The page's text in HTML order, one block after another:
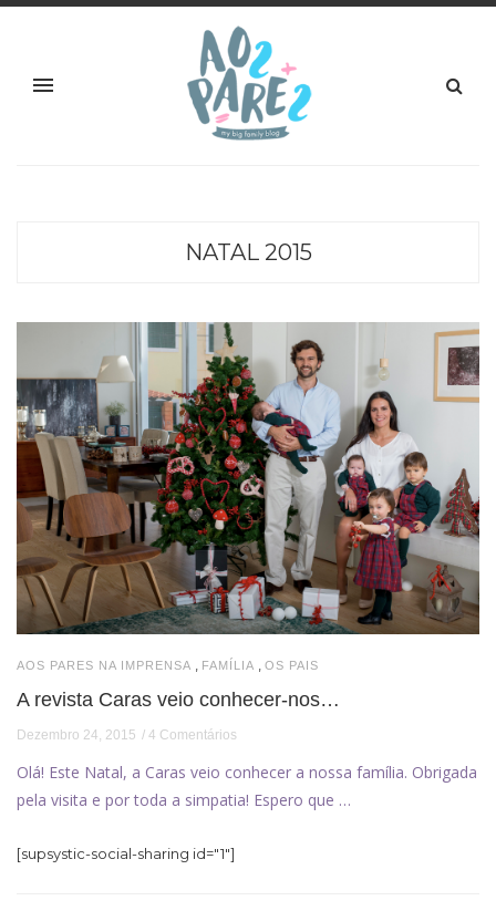
NATAL 2015
AOS PARES NA IMPRENSA , FAMÍLIA , OS PAIS
A revista Caras veio conhecer-nos…
Dezembro 24, 2015 4 Comentários
Olá! Este Natal, a Caras veio conhecer a nossa família. Obrigada
pela visita e por toda a simpatia! Espero que …
[supsystic-social-sharing id="1"]